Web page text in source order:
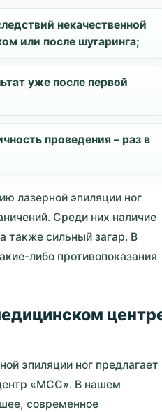
некачественной
или после шугаринга;
уже после первой
проведения – раз в
лазерной эпиляции ног
Среди них наличие
также сильный загар. В
либо противопоказания
эпиляции ног предлагает
«МСС». В нашем
современное